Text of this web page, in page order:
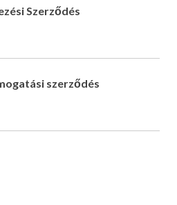
Szerződés
szerződés